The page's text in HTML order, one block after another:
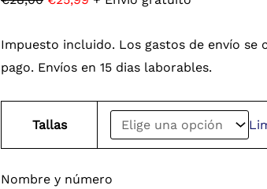
Impuesto incluido. Los gastos de envío se
pago. Envíos en 15 dias laborables.
Tallas
Nombre y número